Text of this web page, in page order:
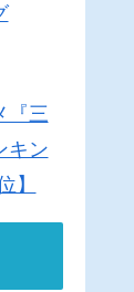
『三
キン
】